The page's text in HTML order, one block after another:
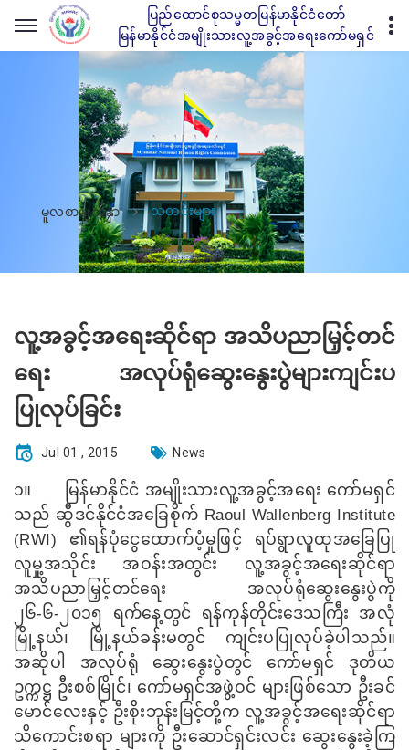
ပြည်ထောင်စုသမ္မတမြန်မာနိုင်ငံတော်
မြန်မာနိုင်ငံအမျိုးသားလူ့အခွင့်အရေးကော်မရှင်
မူလစာမျက်နှာ သတင်းများ
လူ့အခွင့်အရေးဆိုင်ရာ အသိပညာမြှင့်တင်
ရေး အလုပ်ရုံဆွေးနွေးပွဲများကျင်းပ
ပြုလုပ်ခြင်း
Jul 01 , 2015 News
၁။
မြန်မာနိုင်ငံ အမျိုးသားလူ့အခွင့်အရေး ကော်မရှင်
သည် ဆွီဒင်နိုင်ငံအခြေစိုက် Raoul Wallenberg Institute
(RWI) ၏ရန်ပုံငွေထောက်ပံ့မှုဖြင့် ရပ်ရွာလူထုအခြေပြု
လူမှု့အသိုင်း အဝန်းအတွင်း လူ့အခွင့်အရေးဆိုင်ရာ
အသိပညာမြှင့်တင်ရေး အလုပ်ရုံဆွေးနွေးပွဲကို
၂၆-၆-၂၀၁၅ ရက်နေ့တွင် ရန်ကုန်တိုင်းဒေသကြီး အလုံ
မြို့နယ်၊ မြို့နယ်ခန်းမတွင် ကျင်းပပြုလုပ်ခဲ့ပါသည်။
အဆိုပါ အလုပ်ရုံ ဆွေးနွေးပွဲတွင် ကော်မရှင် ဒုတိယ
ဥက္ကဋ္ဌ ဦးစစ်မြိုင်၊ ကော်မရှင်အဖွဲ့ဝင် များဖြစ်သော ဦးခင်
မောင်လေးနှင့် ဦးစိုးဘုန်းမြင့်တို့က လူ့အခွင့်အရေးဆိုင်ရာ
သိကောင်းစရာ များကို ဦးဆောင်ရှင်းလင်း ဆွေးနွေးခဲ့ကြ